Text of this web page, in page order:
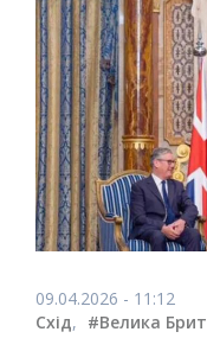
09.04.2026 - 11:12
Схід, #Велика